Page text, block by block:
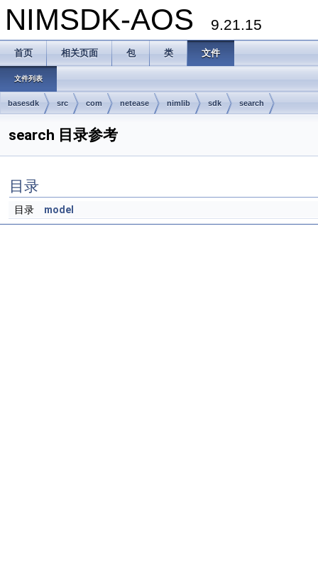
NIMSDK-AOS 9.21.15
首页 相关页面 包 类 文件
文件列表
basesdk src com netease nimlib sdk search
search 目录参考
目录
目录 model